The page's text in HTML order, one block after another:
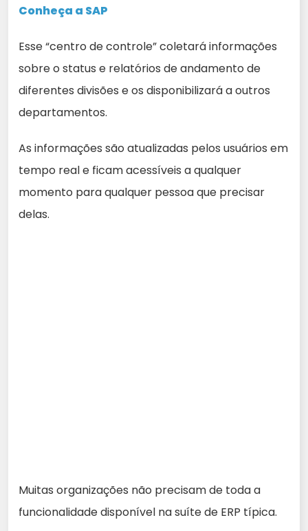
Conheça a SAP
Esse “centro de controle” coletará informações
sobre o status e relatórios de andamento de
diferentes divisões e os disponibilizará a outros
departamentos.
As informações são atualizadas pelos usuários em
tempo real e ficam acessíveis a qualquer
momento para qualquer pessoa que precisar
delas.
Muitas organizações não precisam de toda a
funcionalidade disponível na suíte de ERP típica.